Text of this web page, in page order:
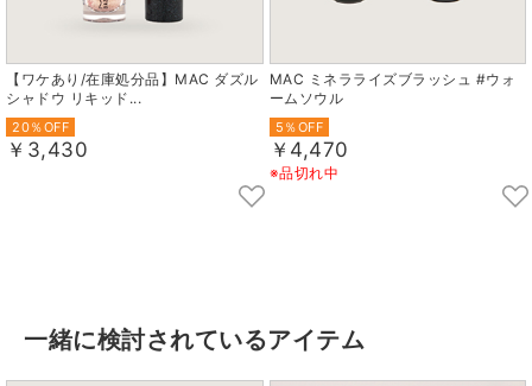
【ワケあり/在庫処分品】MAC ダズル
シャドウ リキッド...
20％OFF
￥3,430
MAC ミネラライズブラッシュ #ウォ
ームソウル
5％OFF
￥4,470
※品切れ中
一緒に検討されているアイテム